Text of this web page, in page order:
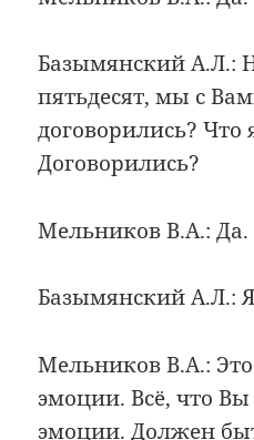
Базымянский А.Л.:
пятьдесят, мы с
договорились? Что
Договорились?
Мельников В.А.: Да.
Базымянский А.Л.:
Мельников В.А.: Это
эмоции. Всё, что Вы
эмоции. Должен